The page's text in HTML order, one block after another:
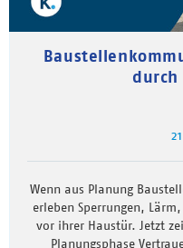
durch
Wenn aus Planung
erleben Sperrungen,
vor ihrer Haustür. Jetzt
Planungsphase